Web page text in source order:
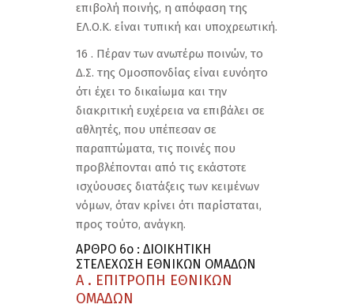
επιβολή ποινής, η απόφαση της
ΕΛ.Ο.Κ. είναι τυπική και υποχρεωτική.
16 . Πέραν των ανωτέρω ποινών, το
Δ.Σ. της Ομοσπονδίας είναι ευνόητο
ότι έχει το δικαίωμα και την
διακριτική ευχέρεια να επιβάλει σε
αθλητές, που υπέπεσαν σε
παραπτώματα, τις ποινές που
προβλέπονται από τις εκάστοτε
ισχύουσες διατάξεις των κειμένων
νόμων, όταν κρίνει ότι παρίσταται,
προς τούτο, ανάγκη.
ΑΡΘΡΟ 6ο : ΔΙΟΙΚΗΤΙΚΗ
ΣΤΕΛΕΧΩΣΗ ΕΘΝΙΚΩΝ ΟΜΑΔΩΝ
Α . ΕΠΙΤΡΟΠΗ ΕΘΝΙΚΩΝ
ΟΜΑΔΩΝ